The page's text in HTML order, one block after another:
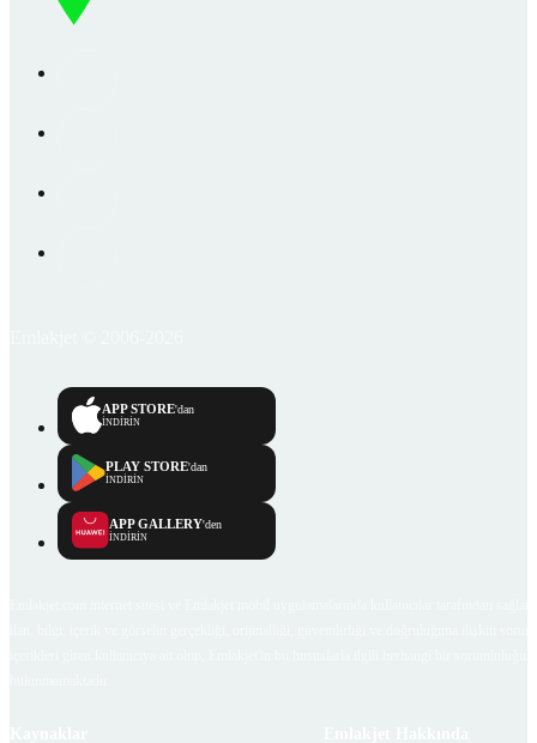
APP STORE'dan
İNDİRİN
PLAY STORE'dan
İNDİRİN
APP GALLERY'den
İNDİRİN